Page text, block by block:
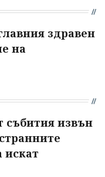
здравен
на
събития извън
искат